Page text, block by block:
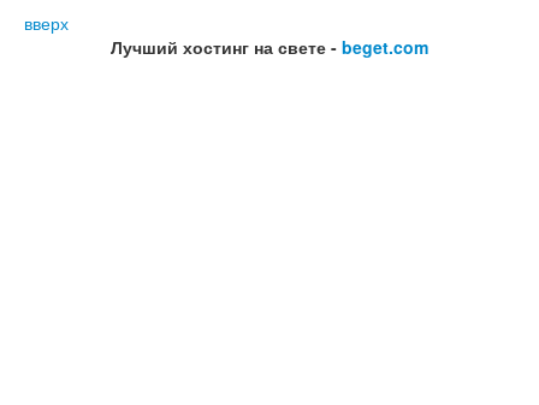
вверх
Лучший хостинг на свете - beget.com